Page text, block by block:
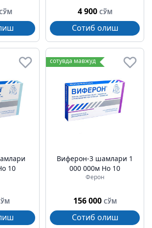
4 900 СЎМ
Сотиб олиш
10
сотувда мавжуд
Виферон-3 шамлари 1
000 000м Но 10
Ферон
156 000 СЎМ
Сотиб олиш